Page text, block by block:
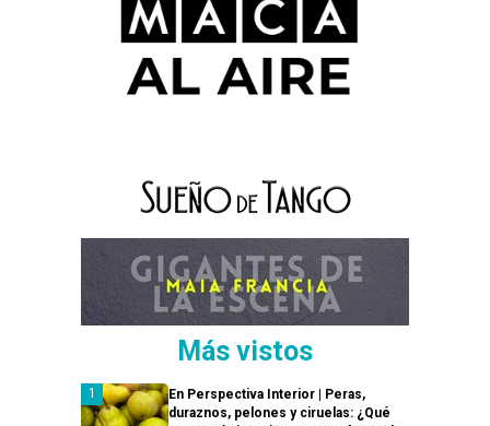
Más vistos
En Perspectiva Interior | Peras,
duraznos, pelones y ciruelas: ¿Qué